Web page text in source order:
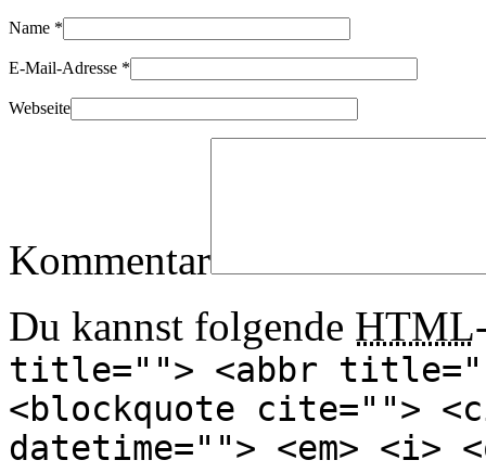
Name *
E-Mail-Adresse *
Webseite
Kommentar
Du kannst folgende HTML
title=""> <abbr
<blockquote cite="">
datetime=""> <em>